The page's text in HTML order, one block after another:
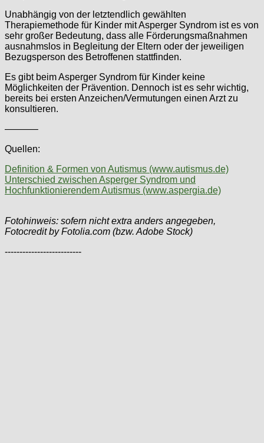
Unabhängig von der letztendlich gewählten
Therapiemethode für Kinder mit Asperger Syndrom ist es von
sehr großer Bedeutung, dass alle Förderungsmaßnahmen
ausnahmslos in Begleitung der Eltern oder der jeweiligen
Bezugsperson des Betroffenen stattfinden.
Es gibt beim Asperger Syndrom für Kinder keine
Möglichkeiten der Prävention. Dennoch ist es sehr wichtig,
bereits bei ersten Anzeichen/Vermutungen einen Arzt zu
konsultieren.
———–
Quellen:
Definition & Formen von Autismus (www.autismus.de)
Unterschied zwischen Asperger Syndrom und
Hochfunktionierendem Autismus (www.aspergia.de)
Fotohinweis: sofern nicht extra anders angegeben,
Fotocredit by Fotolia.com (bzw. Adobe Stock)
--------------------------